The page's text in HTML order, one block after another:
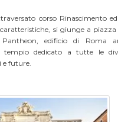
corso Rinascimento
si giunge a piazza
edificio di Roma
tempio dedicato a tutte le
e future.